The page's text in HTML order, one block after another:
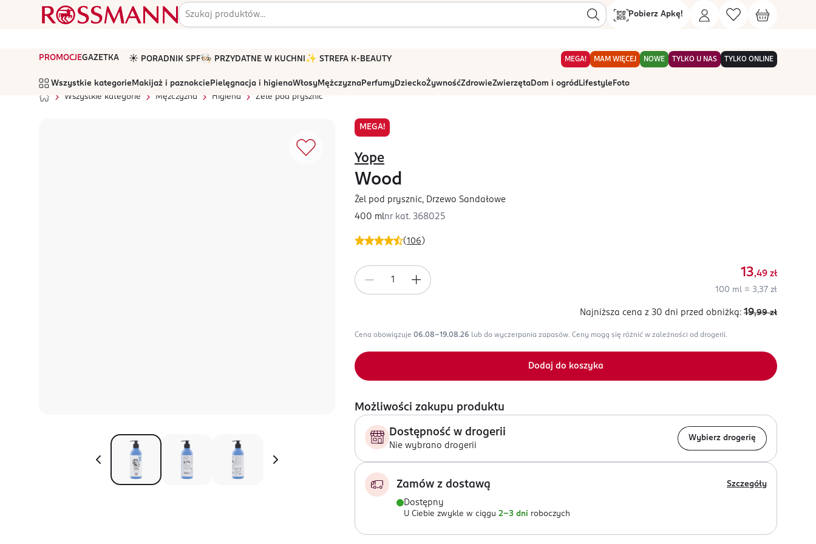
Pobierz Apkę!
PROMOCJEGAZETKA ☀️ PORADNIK SPF🧑🏻‍🍳 PRZYDATNE W KUCHNI ✨ STREFA K-BEAUTY MEGA! MAM WIĘCEJ NOWE TYLKO U NAS TYLKO ONLINE
Wszystkie kategorie Makijaż i paznokcie Pielęgnacja i higienaWłosyMężczyznaPerfumyDzieckoŻywnośćZdrowieZwierzętaDom i ogród Lifestyle Foto
Wszystkie kategorie
Mężczyzna Higiena Żele pod prysznic
MEGA!
(106 )
Yope
Wood
Żel pod prysznic, Drzewo Sandałowe
400 mlnr kat. 368025
13,49 zł
100 ml = 3,37 zł
Najniższa cena z 30 dni przed obniżką: 19,99 zł
Cena obowiązuje 06.08-19.08.26 lub do wyczerpania zapasów. Ceny mogą się różnić w zależności od drogerii.
Dodaj do koszyka
Możliwości zakupu produktu
Dostępność w drogerii
Nie wybrano drogerii
Wybierz drogerię
Zamów z dostawą Szczegóły
Dostępny
U Ciebie zwykle w ciągu 2-3 dni roboczych